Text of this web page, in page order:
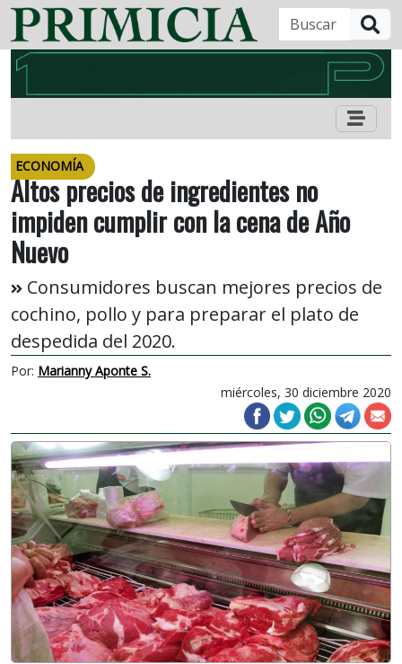
ECONOMÍA
Altos precios de ingredientes no
impiden cumplir con la cena de Año
Nuevo
Consumidores buscan mejores precios de
cochino, pollo y para preparar el plato de
despedida del 2020.
Por: Marianny Aponte S.
miércoles, 30 diciembre 2020